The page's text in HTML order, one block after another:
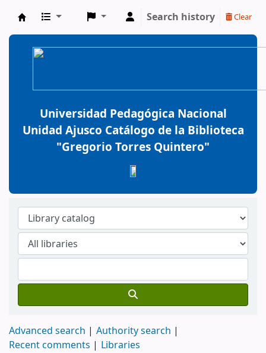
BiblioGTQ
Search history Clear
Universidad Pedagógica Nacional
Unidad Ajusco Catálogo de la Biblioteca
"Gregorio Torres Quintero"
Advanced search
Authority search
Recent comments
Libraries